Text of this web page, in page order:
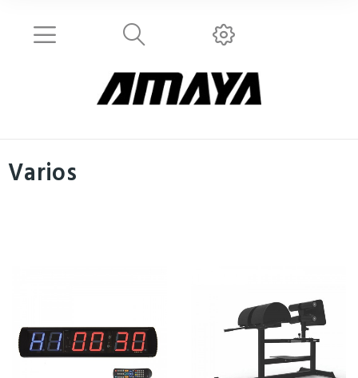
Varios